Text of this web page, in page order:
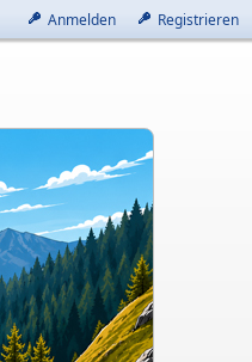
Anmelden Registrieren